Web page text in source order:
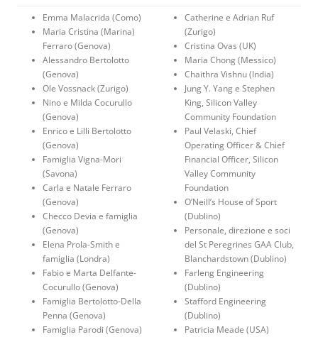
Emma Malacrida (Como)
Maria Cristina (Marina)
Ferraro (Genova)
Alessandro Bertolotto
(Genova)
Ole Vossnack (Zurigo)
Nino e Milda Cocurullo
(Genova)
Enrico e Lilli Bertolotto
(Genova)
Famiglia Vigna-Mori
(Savona)
Carla e Natale Ferraro
(Genova)
Checco Devia e famiglia
(Genova)
Elena Prola-Smith e
famiglia (Londra)
Fabio e Marta Delfante-
Cocurullo (Genova)
Famiglia Bertolotto-Della
Penna (Genova)
Famiglia Parodi (Genova)
Catherine e Adrian Ruf
(Zurigo)
Cristina Ovas (UK)
Maria Chong (Messico)
Chaithra Vishnu (India)
Jung Y. Yang e Stephen
King, Silicon Valley
Community Foundation
Paul Velaski, Chief
Operating Officer & Chief
Financial Officer, Silicon
Valley Community
Foundation
O’Neill’s House of Sport
(Dublino)
Personale, direzione e soci
del St Peregrines GAA Club,
Blanchardstown (Dublino)
Farleng Engineering
(Dublino)
Stafford Engineering
(Dublino)
Patricia Meade (USA)